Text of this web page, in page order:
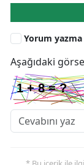
Yorum yazma
Aşağıdaki